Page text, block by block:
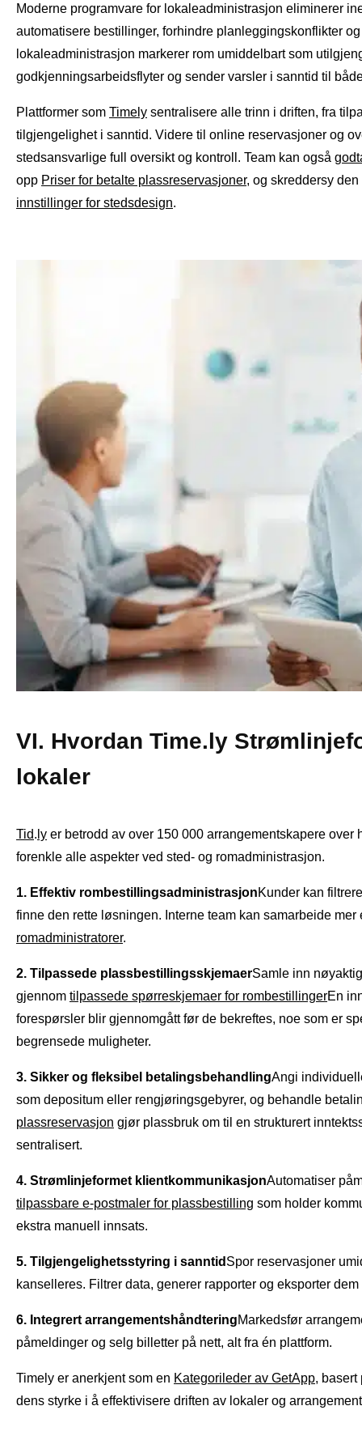
Moderne programvare for lokaleadministrasjon eliminerer
automatisere bestillinger, forhindre planleggingskonflikter
lokaleadministrasjon markerer rom umiddelbart som
godkjenningsarbeidsflyter og sender varsler i sanntid til
Plattformer som Timely sentralisere alle trinn i driften, fra
tilgjengelighet i sanntid. Videre til online reservasjoner og
stedsansvarlige full oversikt og kontroll. Team kan også
opp Priser for betalte plassreservasjoner, og skreddersy
innstillinger for stedsdesign.
VI. Hvordan Time.ly
lokaler
Tid. ly er betrodd av over 150 000 arrangementskapere
forenkle alle aspekter ved sted- og romadministrasjon.
1. Effektiv rombestillingsadministrasjonKunder kan
finne den rette løsningen. Interne team kan samarbeide
romadministratorer.
2. Tilpassede plassbestillingsskjemaerSamle inn
gjennom tilpassede spørreskjemaer for rombestillingerEn
forespørsler blir gjennomgått før de bekreftes, noe som er
begrensede muligheter.
3. Sikker og fleksibel betalingsbehandlingAngi
som depositum eller rengjøringsgebyrer, og behandle
plassreservasjon gjør plassbruk om til en strukturert
sentralisert.
4. Strømlinjeformet klientkommunikasjonAutomatiser
tilpassbare e-postmaler for plassbestilling som holder
ekstra manuell innsats.
5. Tilgjengelighetsstyring i sanntid Spor reservasjoner
kanselleres. Filtrer data, generer rapporter og eksporter
6. Integrert arrangementshåndteringMarkedsfør
påmeldinger og selg billetter på nett, alt fra én plattform.
Timely er anerkjent som en Kategorileder av GetApp, basert
dens styrke i å effektivisere driften av lokaler og